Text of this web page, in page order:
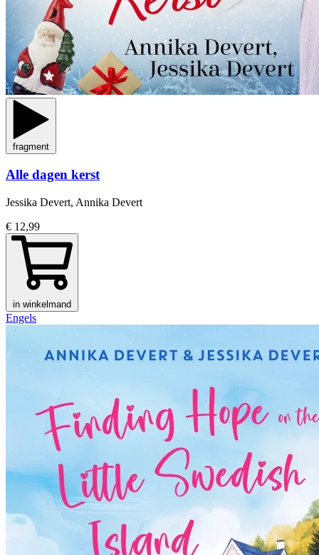
fragment
Alle dagen kerst
Jessika Devert, Annika Devert
€ 12,99
in winkelmand
Engels